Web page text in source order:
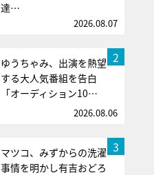
達…
2026.08.07
2
ゆうちゃみ、出演を熱望
する大人気番組を告白
「オーディション10…
2026.08.06
3
マツコ、みずからの洗濯
事情を明かし有吉おどろ